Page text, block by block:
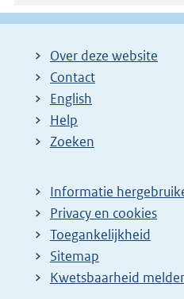
Over deze website
Contact
English
Help
Zoeken
Informatie
Privacy en cookies
Toegankelijkheid
Sitemap
E
Kwetsbaarheid